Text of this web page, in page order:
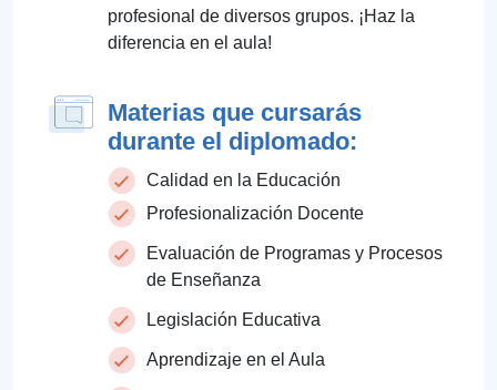
profesional de diversos grupos. ¡Haz la
diferencia en el aula!
Materias que cursarás
durante el diplomado:
Calidad en la Educación
Profesionalización Docente
Evaluación de Programas y Procesos
de Enseñanza
Legislación Educativa
Aprendizaje en el Aula